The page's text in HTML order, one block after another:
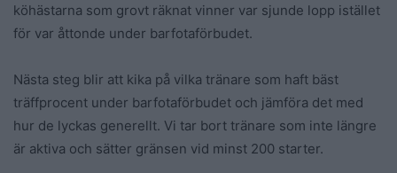
köhästarna som grovt räknat vinner var sjunde lopp istället
för var åttonde under barfotaförbudet.
Nästa steg blir att kika på vilka tränare som haft bäst
träffprocent under barfotaförbudet och jämföra det med
hur de lyckas generellt. Vi tar bort tränare som inte längre
är aktiva och sätter gränsen vid minst 200 starter.